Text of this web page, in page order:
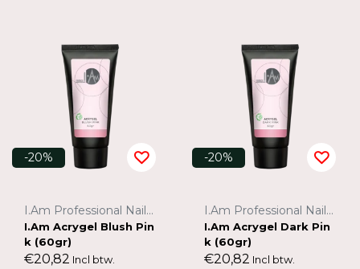
-20%
I.Am Professional Nail Systems
I.Am Acrygel Blush Pin
k (60gr)
€20,82 Incl btw.
-20%
I.Am Professional Nail Systems
I.Am Acrygel Dark Pin
k (60gr)
€20,82 Incl btw.